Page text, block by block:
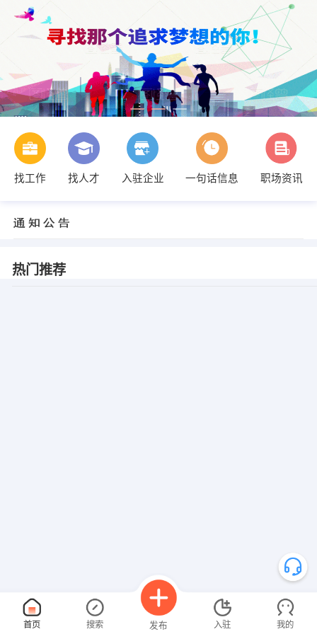
找工作 找人才 入驻企业 一句话信息 职场资讯
热门推荐
首页 搜索 发布 入驻 我的